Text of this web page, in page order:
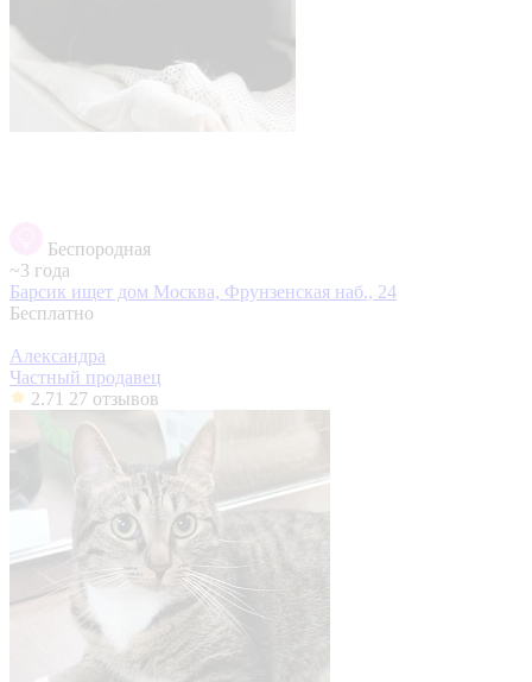
Беспородная
~3 года
Барсик ищет дом Москва, Фрунзенская наб., 24
Бесплатно
Александра
Частный продавец
2.71 27 отзывов